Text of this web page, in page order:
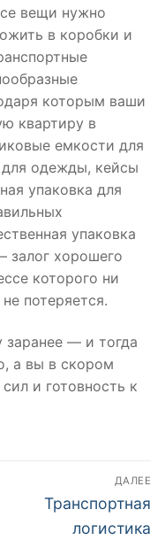
вещи нужно
в коробки и
которым ваши
квартиру в
емкости для
одежды, кейсы
упаковка для
упаковка
залог хорошего
которого ни
потеряется.
заранее — и тогда
а вы в скором
и готовность к
ДАЛЕЕ
Следующая
запись:
Транспортная
логистика